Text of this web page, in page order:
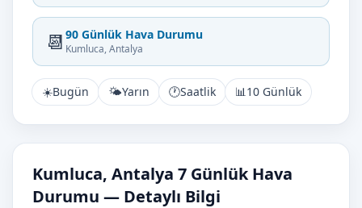
📆 90 Günlük Hava Durumu
Kumluca, Antalya
☀️Bugün 🌤️Yarın 🕐Saatlik 📊10 Günlük
Kumluca, Antalya 7 Günlük Hava
Durumu — Detaylı Bilgi